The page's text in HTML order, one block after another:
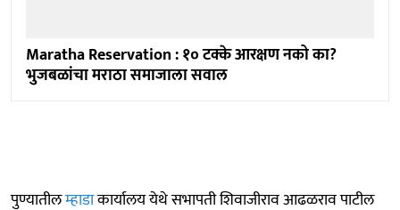
Maratha Reservation : १० टक्के आरक्षण नको का?
भुजबळांचा मराठा समाजाला सवाल
पुण्यातीलम्हाडाकार्यालय येथे सभापती शिवाजीराव आढळराव पाटील